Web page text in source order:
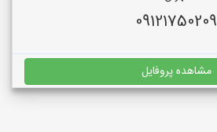
09121750209
مشاهده پروفایل